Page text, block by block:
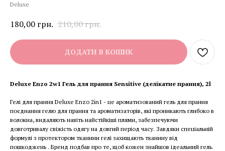
Deluxe
180,00 грн. 210,00грн.
ДОДАТИ В КОШИК
Deluxe Enzo 2w1 Гель для прання Sensitive (делікатне прання), 2l
Гелі для прання Deluxe Enzo 2in1 - це ароматизований гель для прання
поєднання гелю для прання та ароматизаторів, які проникають глибоко в
волокна, видаляють навіть найстійкіші плями, забезпечуючи
довготривалу свіжість одягу на довгий період часу. Завдяки спеціальній
формулі з протектором тканини гелі захищають тканину від
пошкоджень . Бренд подбав про те, щоб кожен знайшов ідеальний гель.